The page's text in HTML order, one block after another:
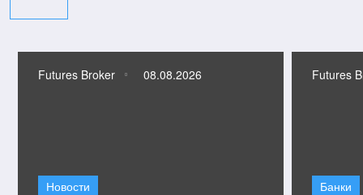
Новости
Futures Broker 08.08.2026
Банки
Futures